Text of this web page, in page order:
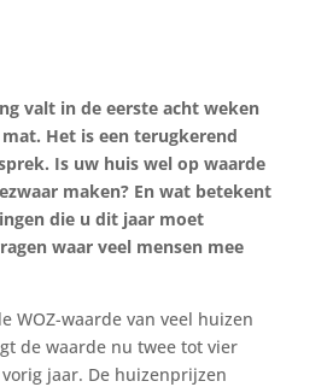
valt in de eerste acht weken
Het is een terugkerend
Is uw huis wel op waarde
maken? En wat betekent
die u dit jaar moet
waar veel mensen mee
WOZ-waarde van veel huizen
de waarde nu twee tot vier
jaar. De huizenprijzen